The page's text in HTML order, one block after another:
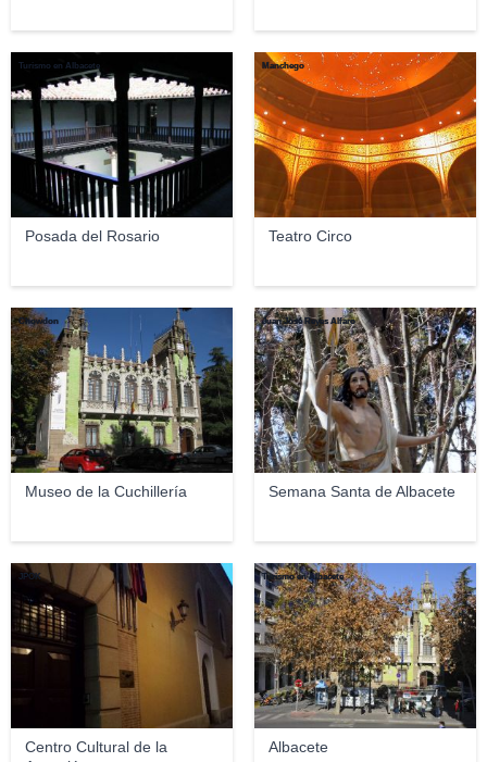
Posada del Rosario
Turismo en Albacete
Teatro Circo
Manchego
Museo de la Cuchillería
Chowdon
Semana Santa de Albacete
Juan José Reyes Alfaro
Centro Cultural de la
JPOK
Albacete
Turismo en Albacete